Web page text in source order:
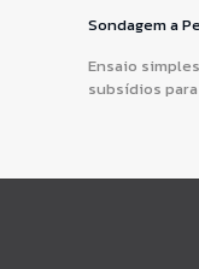
Sondagem a
Ensaio
subsídios